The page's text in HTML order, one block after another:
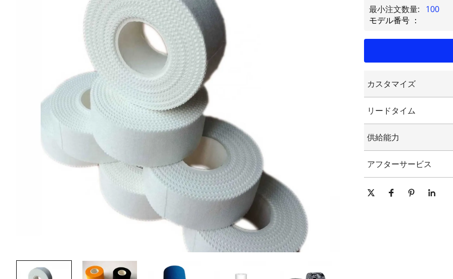
最小注文数量:
100
モデル番号 ：
カスタマイズ
カスタマイズされた
リードタイム
供給能力
アフターサービス